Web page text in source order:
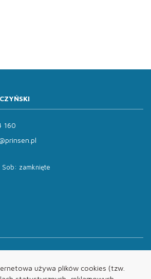
używa plików cookies (tzw.
160
zamknięte